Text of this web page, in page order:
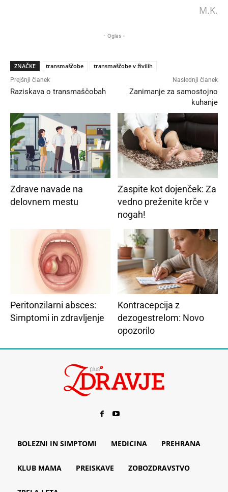
M.K.
- Oglas -
ZNAČKE transmaščobe transmaščobe v živilih
Prejšnji članek
Raziskava o transmaščobah
Naslednji članek
Zanimanje za samostojno
kuhanje
Zdrave navade na
delovnem mestu
Zaspite kot dojenček: Za
vedno preženite krče v
nogah!
Peritonzilarni absces:
Simptomi in zdravljenje
Kontracepcija z
dezogestrelom: Novo
opozorilo
BOLEZNI IN SIMPTOMI MEDICINA PREHRANA
KLUB MAMA PREISKAVE ZOBOZDRAVSTVO